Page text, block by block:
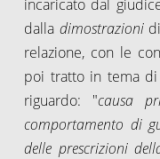
incaricato dal
dalla dimostrazionidi
relazione, con le
poi tratto in tema di
riguardo: "causa
comportamento di
delle prescrizioni